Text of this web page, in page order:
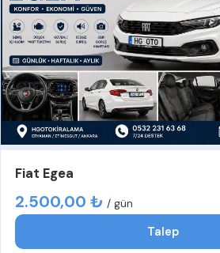
Fiat Egea
2.500,00 ₺ / gün
Talep